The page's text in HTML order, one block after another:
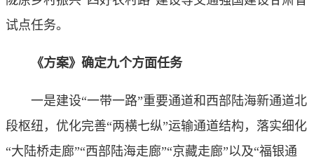
试点任务。
《方案》确定九个方面任务
一是建设“一带一路”重要通道和西部陆海新通道北
段枢纽，优化完善“两横七纵”运输通道结构，落实细化
“大陆桥走廊”“西部陆海走廊”“京藏走廊”以及“福银通